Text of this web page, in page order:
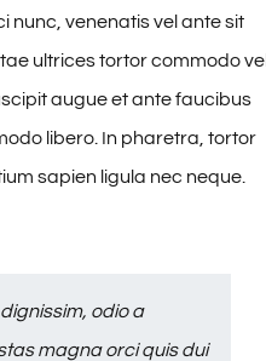
nunc, venenatis vel ante sit
ultrices tortor commodo vel.
augue et ante faucibus
libero. In pharetra, tortor
sapien ligula nec neque.
odio a
magna orci quis dui